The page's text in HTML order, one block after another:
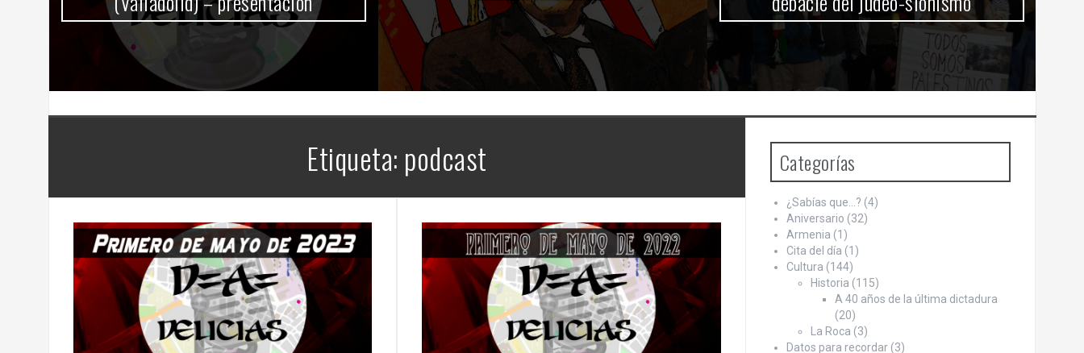
Etiqueta: podcast Categorías
¿Sabías que…? (4)
Aniversario (32)
Armenia (1)
Cita del día (1)
Cultura (144)
Historia (115)
A 40 años de la última dictadura
(20)
La Roca (3)
Datos para recordar(3)